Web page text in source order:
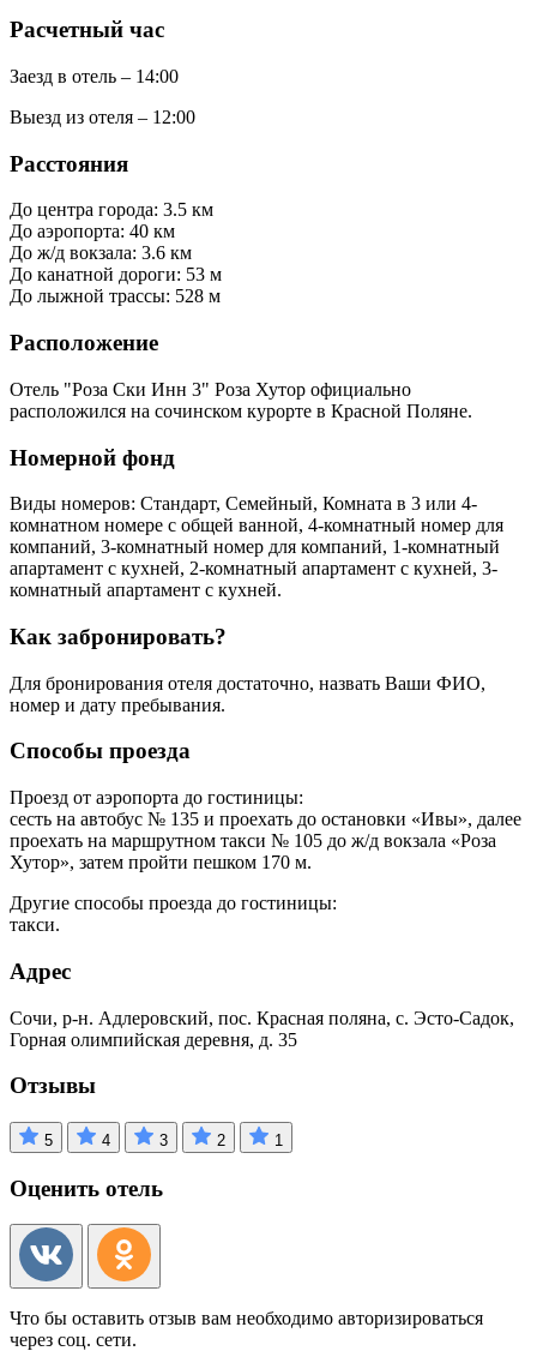
Расчетный час
Заезд в отель – 14:00
Выезд из отеля – 12:00
Расстояния
До центра города: 3.5 км
До аэропорта: 40 км
До ж/д вокзала: 3.6 км
До канатной дороги: 53 м
До лыжной трассы: 528 м
Расположение
Отель "Роза Ски Инн 3" Роза Хутор официально
расположился на сочинском курорте в Красной Поляне.
Номерной фонд
Виды номеров: Стандарт, Семейный, Комната в 3 или 4-
комнатном номере с общей ванной, 4-комнатный номер для
компаний, 3-комнатный номер для компаний, 1-комнатный
апартамент с кухней, 2-комнатный апартамент с кухней, 3-
комнатный апартамент с кухней.
Как забронировать?
Для бронирования отеля достаточно, назвать Ваши ФИО,
номер и дату пребывания.
Способы проезда
Проезд от аэропорта до гостиницы:
сесть на автобус № 135 и проехать до остановки «Ивы», далее
проехать на маршрутном такси № 105 до ж/д вокзала «Роза
Хутор», затем пройти пешком 170 м.
Другие способы проезда до гостиницы:
такси.
Адрес
Сочи, р-н. Адлеровский, пос. Красная поляна, с. Эсто-Садок,
Горная олимпийская деревня, д. 35
Отзывы
5 4 3 2 1
Оценить отель
Что бы оставить отзыв вам необходимо авторизироваться
через соц. сети.